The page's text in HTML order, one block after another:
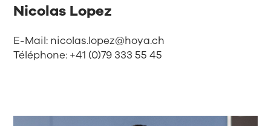
Nicolas Lopez
E-Mail: nicolas.lopez@hoya.ch
Téléphone: +41 (0)79 333 55 45